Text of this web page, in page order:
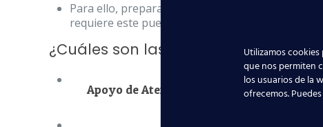
Para ello, preparamos a nuestros alumnos para
requiere este puesto de trabajo.
¿Cuáles son las ocupaciones
Apoyo de Atención a Pasajeros, Usuarios
Utilizamos
que nos permiten
los usuarios de la
ofrecemos.